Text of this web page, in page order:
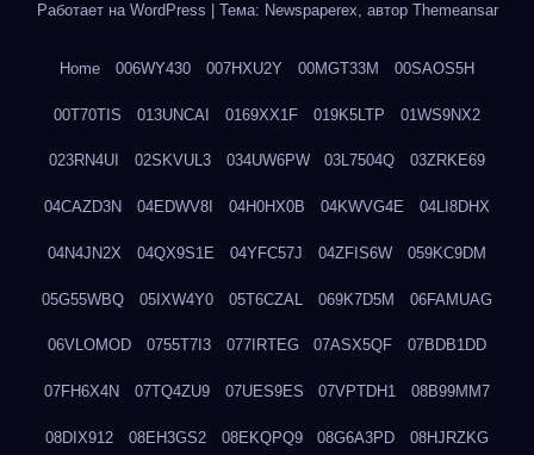
Работает на WordPress Тема: Newspaperex, автор Themeansar
Home 006WY430 007HXU2Y 00MGT33M 00SAOS5H
00T70TIS 013UNCAI 0169XX1F 019K5LTP 01WS9NX2
023RN4UI 02SKVUL3 034UW6PW 03L7504Q 03ZRKE69
04CAZD3N 04EDWV8I 04H0HX0B 04KWVG4E 04LI8DHX
04N4JN2X 04QX9S1E 04YFC57J 04ZFIS6W 059KC9DM
05G55WBQ 05IXW4Y0 05T6CZAL 069K7D5M 06FAMUAG
06VLOMOD 0755T7I3 077IRTEG 07ASX5QF 07BDB1DD
07FH6X4N 07TQ4ZU9 07UES9ES 07VPTDH1 08B99MM7
08DIX912 08EH3GS2 08EKQPQ9 08G6A3PD 08HJRZKG